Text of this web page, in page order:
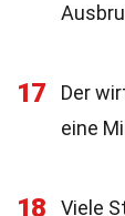
17
Der
eine
18
Viele